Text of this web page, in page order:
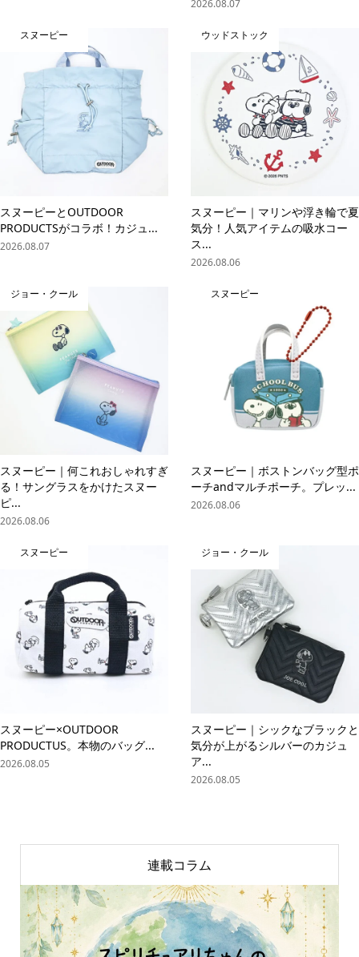
2026.08.07
スヌーピー
スヌーピーとOUTDOOR
PRODUCTSがコラボ！カジュ...
2026.08.07
ウッドストック
スヌーピー｜マリンや浮き輪で夏
気分！人気アイテムの吸水コー
ス...
2026.08.06
ジョー・クール
スヌーピー｜何これおしゃれすぎ
る！サングラスをかけたスヌー
ピ...
2026.08.06
スヌーピー
スヌーピー｜ボストンバッグ型ポ
ーチandマルチポーチ。プレッ...
2026.08.06
スヌーピー
スヌーピー×OUTDOOR
PRODUCTUS。本物のバッグ...
2026.08.05
ジョー・クール
スヌーピー｜シックなブラックと
気分が上がるシルバーのカジュ
ア...
2026.08.05
連載コラム
online store company info contact us share me!